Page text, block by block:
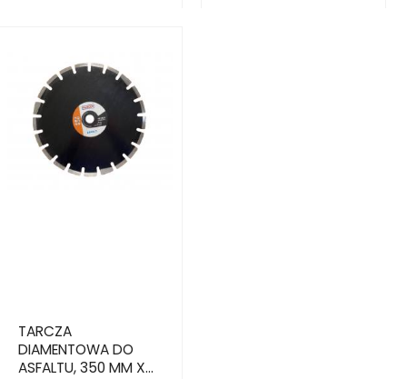
TARCZA
DIAMENTOWA DO
ASFALTU, 350 MM X